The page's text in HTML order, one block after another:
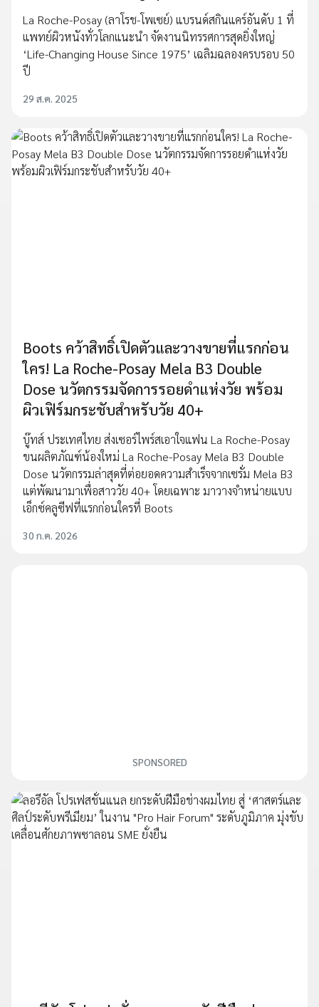
La Roche-Posay (ลาโรช-โพเซย์) แบรนด์สกินแคร์อันดับ 1 ที่
แพทย์ผิวหนังทั่วโลกแนะนำ จัดงานนิทรรศการสุดยิ่งใหญ่
‘Life-Changing House Since 1975’ เฉลิมฉลองครบรอบ 50
ปี
29 ส.ค. 2025
Boots คว้าสิทธิ์เปิดตัวและวางขายที่แรกก่อน
ใคร! La Roche-Posay Mela B3 Double
Dose นวัตกรรมจัดการรอยดำแห่งวัย พร้อม
ผิวเฟิร์มกระชับสำหรับวัย 40+
บู๊ทส์ ประเทศไทย ส่งเซอร์ไพร์สเอาใจแฟน La Roche-Posay
ขนผลิตภัณฑ์น้องใหม่ La Roche-Posay Mela B3 Double
Dose นวัตกรรมล่าสุดที่ต่อยอดความสำเร็จจากเซรั่ม Mela B3
แต่พัฒนามาเพื่อสาววัย 40+ โดยเฉพาะ มาวางจำหน่ายแบบ
เอ็กซ์คลูซีฟที่แรกก่อนใครที่ Boots
30 ก.ค. 2026
SPONSORED